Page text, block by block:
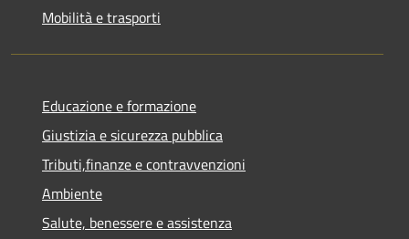
Mobilità e trasporti
Educazione e formazione
Giustizia e sicurezza pubblica
Tributi,finanze e contravvenzioni
Ambiente
Salute, benessere e assistenza